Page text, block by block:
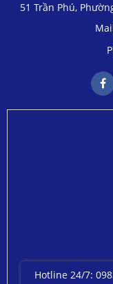
Hotline 24/7:
51 Trần Phú,